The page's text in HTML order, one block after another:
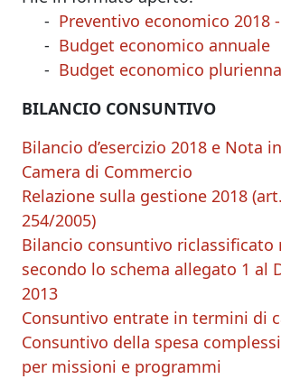
- Preventivo economico 2018
- Budget economico annuale
- Budget economico
BILANCIO CONSUNTIVO
Bilancio d’esercizio 2018 e Nota
Camera di Commercio
Relazione sulla gestione 2018
254/2005)
Bilancio consuntivo riclassificato
secondo lo schema allegato 1 al
2013
Consuntivo entrate in termini di
Consuntivo della spesa
per missioni e programmi